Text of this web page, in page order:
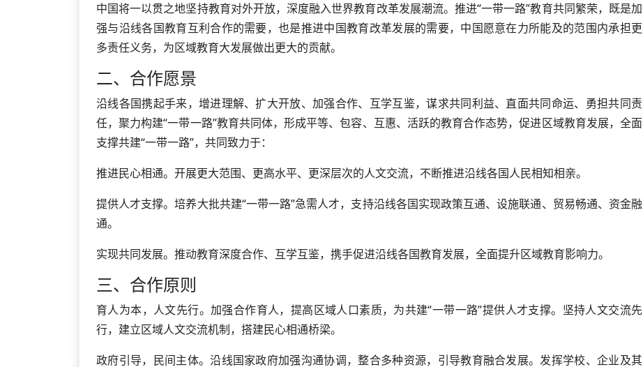
中国将一以贯之地坚持教育对外开放，深度融入世界教育改革发展潮流。推进“一带一路”教育共同繁荣，既是加
强与沿线各国教育互利合作的需要，也是推进中国教育改革发展的需要，中国愿意在力所能及的范围内承担更
多责任义务，为区域教育大发展做出更大的贡献。
二、合作愿景
沿线各国携起手来，增进理解、扩大开放、加强合作、互学互鉴，谋求共同利益、直面共同命运、勇担共同责
任，聚力构建“一带一路”教育共同体，形成平等、包容、互惠、活跃的教育合作态势，促进区域教育发展，全面
支撑共建“一带一路”，共同致力于：
推进民心相通。开展更大范围、更高水平、更深层次的人文交流，不断推进沿线各国人民相知相亲。
提供人才支撑。培养大批共建“一带一路”急需人才，支持沿线各国实现政策互通、设施联通、贸易畅通、资金融
通。
实现共同发展。推动教育深度合作、互学互鉴，携手促进沿线各国教育发展，全面提升区域教育影响力。
三、合作原则
育人为本，人文先行。加强合作育人，提高区域人口素质，为共建“一带一路”提供人才支撑。坚持人文交流先
行，建立区域人文交流机制，搭建民心相通桥梁。
政府引导，民间主体。沿线国家政府加强沟通协调，整合多种资源，引导教育融合发展。发挥学校、企业及其